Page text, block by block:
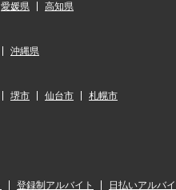
愛媛県 高知県
沖縄県
堺市 仙台市 札幌市
登録制アルバイト 日払いアルバイ